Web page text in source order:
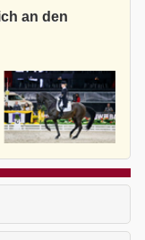
an den